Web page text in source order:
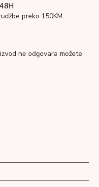
preko 150KM.
ne odgovara možete